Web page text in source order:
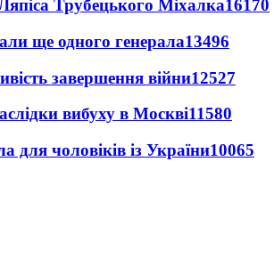
Трубецького Міхалка16170
ще одного генерала13496
завершення війни12527
вибуху в Москві11580
для чоловіків із України10065